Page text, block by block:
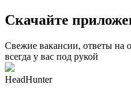
Скачайте
Свежие вакансии, ответы на
всегда у вас под рукой
HeadHunter